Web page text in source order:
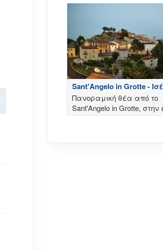
Sant'Angelo in Grotte -
Πανοραμική θέα από το
Sant'Angelo in Grotte,
της Ισέρνια